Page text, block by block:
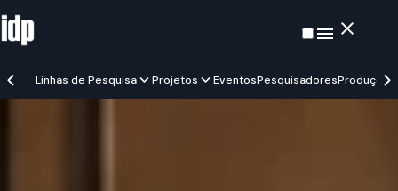
Linhas de Pesquisa Projetos EventosPesquisadoresProduções